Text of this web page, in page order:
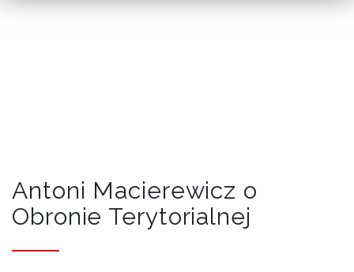
Antoni Macierewicz o
Obronie Terytorialnej